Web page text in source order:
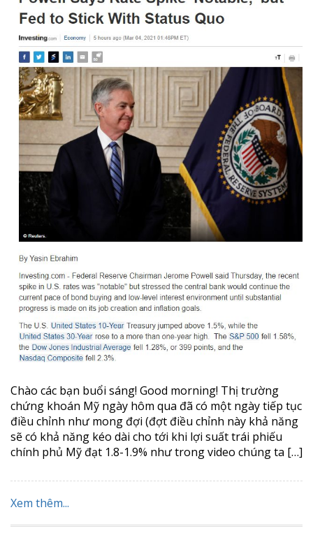
Chào các bạn buổi sáng! Good morning! Thị trường
chứng khoán Mỹ ngày hôm qua đã có một ngày tiếp tục
điều chỉnh như mong đợi (đợt điều chỉnh này khả năng
sẽ có khả năng kéo dài cho tới khi lợi suất trái phiếu
chính phủ Mỹ đạt 1.8-1.9% như trong video chúng ta […]
Xem thêm...